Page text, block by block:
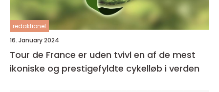
redaktionel
16. January 2024
Tour de France er uden tvivl en af de mest
ikoniske og prestigefyldte cykelløb i verden